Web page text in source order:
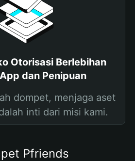
Otorisasi Berlebihan
dan Penipuan
dompet, menjaga aset
inti dari misi kami.
Pfriends